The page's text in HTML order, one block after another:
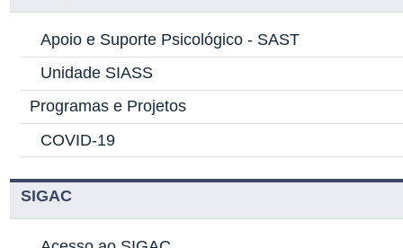
Apoio e Suporte Psicológico - SAST
Unidade SIASS
Programas e Projetos
COVID-19
SIGAC